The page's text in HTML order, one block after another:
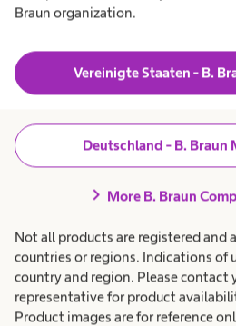
Braun organization.
Vereinigte Staaten - B.
Deutschland - B. Braun
chevron_right More B. Braun
Not all products are registered and
countries or regions. Indications of
country and region. Please contact
representative for product
Product images are for reference
Standort Berlin